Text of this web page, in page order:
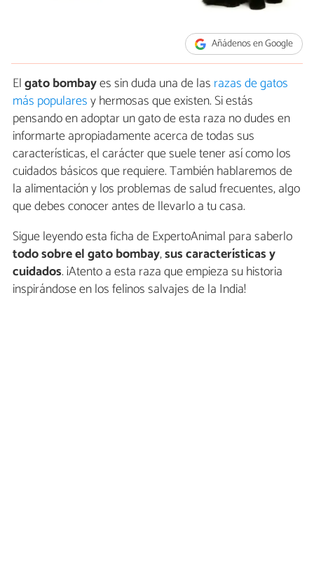
Añádenos en Google
Elgato bombayes sin duda una de las razas de gatos
más popularesy hermosas que existen. Si estás
pensando en adoptar un gato de esta raza no dudes en
informarte apropiadamente acerca de todas sus
características, el carácter que suele tener así como los
cuidados básicos que requiere. También hablaremos de
la alimentación y los problemas de salud frecuentes, algo
que debes conocer antes de llevarlo a tu casa.
Sigue leyendo esta ficha de ExpertoAnimal para saberlo
todo sobre el gato bombay,sus características y
cuidados. ¡Atento a esta raza que empieza su historia
inspirándose en los felinos salvajes de la India!